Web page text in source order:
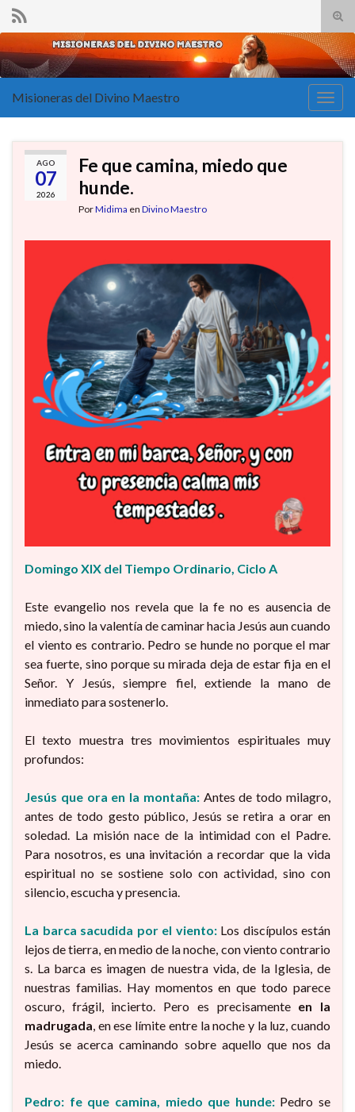
el
de
Search for:
la
Misioneras del Divino Maestro
AGO
07
2026
Fe que camina, miedo que
hunde.
PorMidima en Divino Maestro
Domingo XIX del Tiempo Ordinario, Ciclo A
Este evangelio nos revela que la fe no es ausencia de
miedo, sino la valentía de caminar hacia Jesús aun cuando
el viento es contrario. Pedro se hunde no porque el mar
sea fuerte, sino porque su mirada deja de estar fija en el
Señor. Y Jesús, siempre fiel, extiende la mano de
inmediato para sostenerlo.
El texto muestra tres movimientos espirituales muy
profundos:
Jesús que ora en la montaña: Antes de todo milagro,
antes de todo gesto público, Jesús se retira a orar en
soledad. La misión nace de la intimidad con el Padre.
Para nosotros, es una invitación a recordar que la vida
espiritual no se sostiene solo con actividad, sino con
silencio, escucha y presencia.
La barca sacudida por el viento: Los discípulos están
lejos de tierra, en medio de la noche, con viento contrario
s. La barca es imagen de nuestra vida, de la Iglesia, de
nuestras familias. Hay momentos en que todo parece
oscuro, frágil, incierto. Pero es precisamente en la
madrugada, en ese límite entre la noche y la luz, cuando
Jesús se acerca caminando sobre aquello que nos da
miedo.
Pedro: fe que camina, miedo que hunde: Pedro se